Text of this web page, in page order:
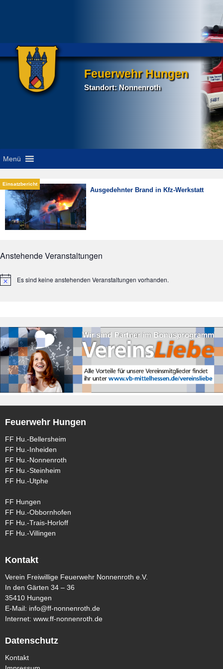
Feuerwehr Hungen
Standort: Nonnenroth
Menü
Ausgedehnter Brand in Kfz-Werkstatt
Anstehende Veranstaltungen
Es sind keine anstehenden Veranstaltungen vorhanden.
Feuerwehr Hungen
FF Hu.-Bellersheim
FF Hu.-Inheiden
FF Hu.-Nonnenroth
FF Hu.-Steinheim
FF Hu.-Utphe
FF Hungen
FF Hu.-Obbornhofen
FF Hu.-Trais-Horloff
FF Hu.-Villingen
Kontakt
Verein Freiwillige Feuerwehr Nonnenroth e.V.
In den Gärten 34 – 36
35410 Hungen
E-Mail: info@ff-nonnenroth.de
Internet: www.ff-nonnenroth.de
Datenschutz
Kontakt